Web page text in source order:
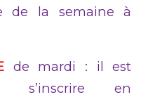
de la semaine à
de mardi : il est
s’inscrire en